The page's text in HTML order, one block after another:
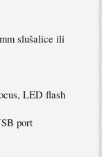
slušalice ili
LED flash
port